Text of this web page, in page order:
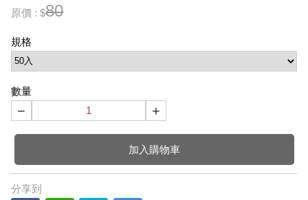
原價 : $80
規格
數量
− +
加入購物車
分享到